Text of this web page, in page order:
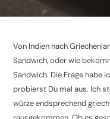
Von Indien nach
Sandwich, oder wie
Sandwich. Die Frage habe
probierst Du mal aus. Ich
würze endsprechend